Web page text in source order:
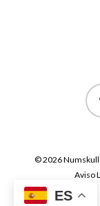
© 2026 Numskull
Aviso
ES